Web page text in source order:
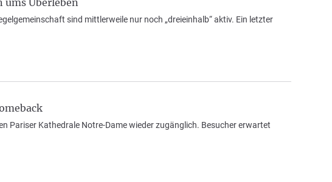
ums Überleben
sind mittlerweile nur noch „dreieinhalb“ aktiv. Ein letzter
Pariser Kathedrale Notre-Dame wieder zugänglich. Besucher erwartet